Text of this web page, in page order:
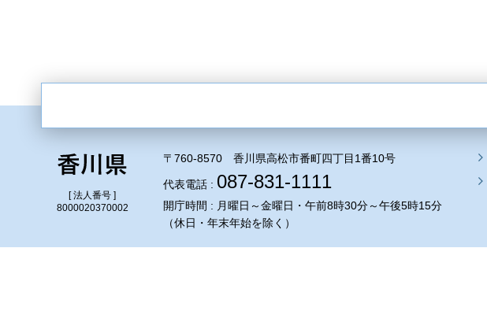
[ 法人番号 ]
8000020370002
〒760-8570 香川県高松市番町四丁目1番10号
代表電話 : 087-831-1111
開庁時間 : 月曜日～金曜日・午前8時30分～午後5時15分
（休日・年末年始を除く）